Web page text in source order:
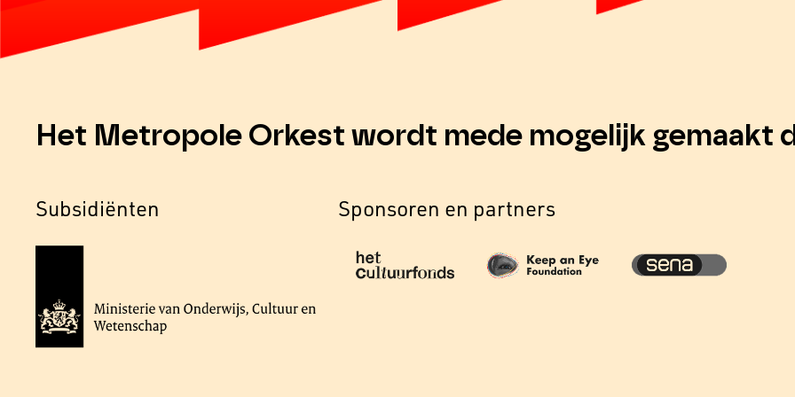
Het Metropole Orkest wordt mede mogelijk gemaakt
Subsidiënten Sponsoren en partners